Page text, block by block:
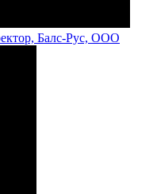
Балс-Рус, ООО